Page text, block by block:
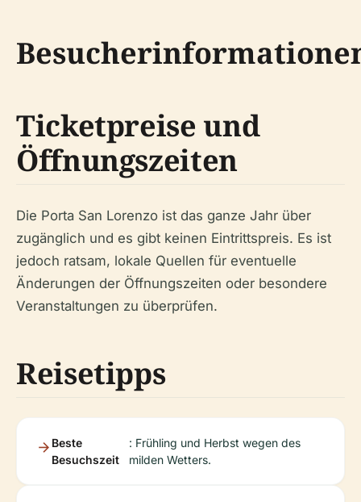
Ticketpreise und
Öffnungszeiten
Die Porta San Lorenzo ist das ganze Jahr über
zugänglich und es gibt keinen Eintrittspreis. Es ist
jedoch ratsam, lokale Quellen für eventuelle
Änderungen der Öffnungszeiten oder besondere
Veranstaltungen zu überprüfen.
Reisetipps
Beste
Besuchszeit
: Frühling und Herbst wegen des
milden Wetters.